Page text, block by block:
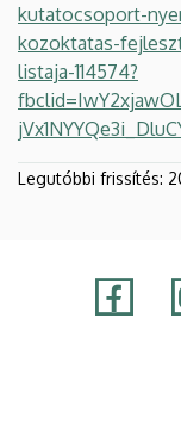
kutatocsoport-
kozoktatas-
listaja-114574?
Legutóbbi frissítés: